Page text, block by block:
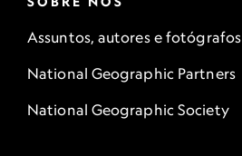
Assuntos, autores e fotógrafos
National Geographic Partners
National Geographic Society